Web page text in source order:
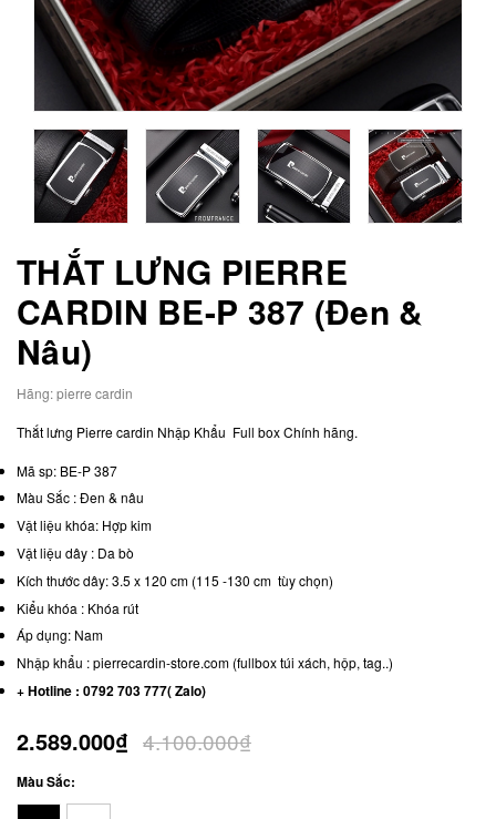
THẮT LƯNG PIERRE
CARDIN BE-P 387 (Đen &
Nâu)
Hãng:pierre cardin
Thắt lưng Pierre cardin Nhập Khẩu Full box Chính hãng.
Mã sp: BE-P 387
Màu Sắc : Đen & nâu
Vật liệu khóa: Hợp kim
Vật liệu dây : Da bò
Kích thước dây: 3.5 x 120 cm (115 -130 cm tùy chọn)
Kiểu khóa : Khóa rút
Áp dụng: Nam
Nhập khẩu : pierrecardin-store.com (fullbox túi xách, hộp, tag..)
+ Hotline : 0792 703 777( Zalo)
2.589.000₫ 4.100.000₫
Màu Sắc: